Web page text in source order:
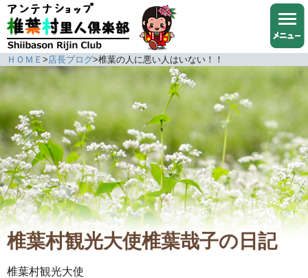
ＨＯＭＥ >店長ブログ>椎葉の人に悪い人はいない！！
椎葉村観光大使椎葉哉子の日記
椎葉村観光大使